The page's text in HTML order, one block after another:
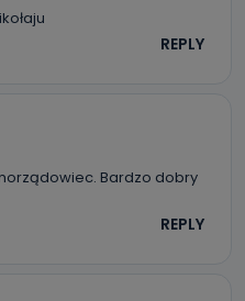
REPLY
Bardzo dobry
REPLY